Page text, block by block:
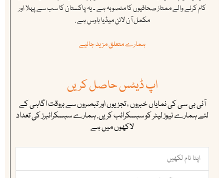
کام کرنے والے ممتاز صحافیوں کا منصوبہ ہے ۔ یہ پاکستان کا سب سے پہلا اور
مکمل آن لائن میڈیا ہاوس ہے .
ہمارے متعلق مزید جانیے
اپ ڈیٹس حاصل کریں
آئی بی سی کی نمایاں خبروں ، تجزیوں اور تبصروں سے بروقت اگاہی کے
لئے ہمارے نیوز لیٹر کو سبسکرائب کریں. ہمارے سبسکرائبرز کی تعداد
لاکھوں میں ہے